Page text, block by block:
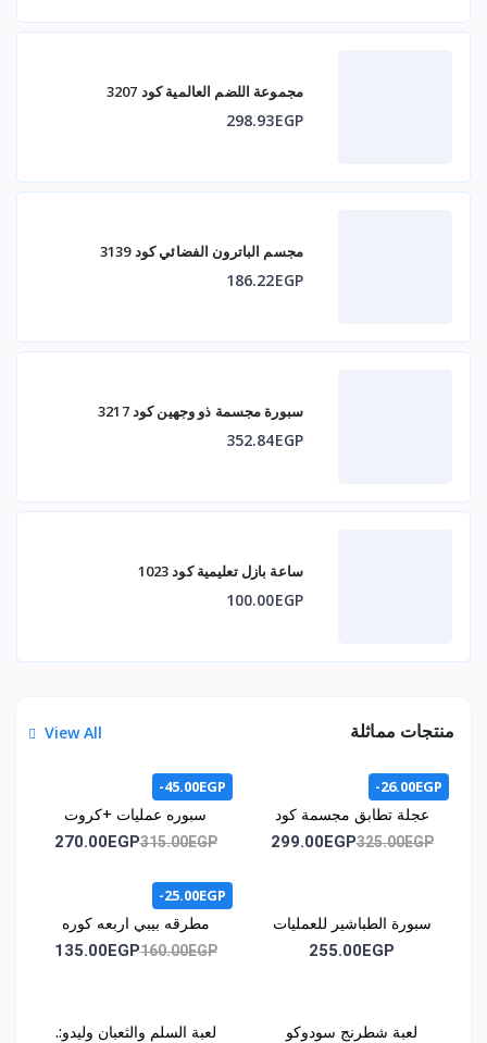
مجموعة اللضم العالمية كود 3207
298.93EGP
مجسم الباترون الفضائي كود 3139
186.22EGP
سبورة مجسمة ذو وجهين كود 3217
352.84EGP
ساعة بازل تعليمية كود 1023
100.00EGP
منتجات مماثلة View All
-26.00EGP
عجلة تطابق مجسمة كود
1071325.00EGP
299.00EGP
-45.00EGP
سبوره عمليات +كروت
اشكال هندسيه +كروت /
315.00EGP
270.00EGP
سبورة الطباشير للعمليات
الحسابية كود 1014
255.00EGP
-25.00EGP
مطرقه بيبي اربعه كوره
كود 1015
160.00EGP
135.00EGP
لعبة شطرنج سودوكو
لعبة السلم والثعبان وليدو:.